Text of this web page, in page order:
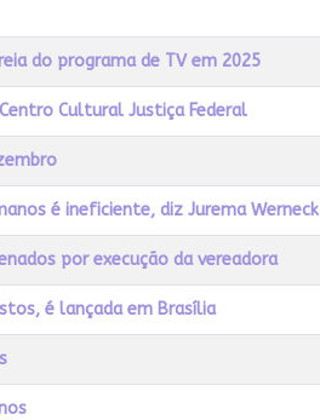
do programa de TV em 2025
Cultural Justiça Federal
é ineficiente, diz Jurema Werneck
por execução da vereadora
é lançada em Brasília